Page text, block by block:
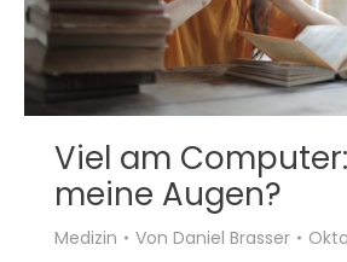
Viel am
meine Augen?
Medizin Von Daniel Brasser